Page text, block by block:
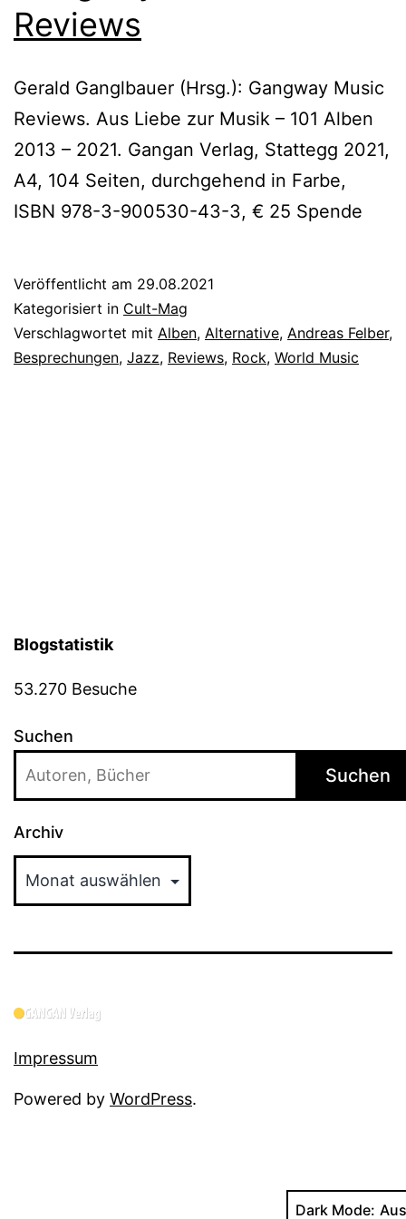
Reviews
Gerald Ganglbauer (Hrsg.): Gangway Music
Reviews. Aus Liebe zur Musik – 101 Alben
2013 – 2021. Gangan Verlag, Stattegg 2021,
A4, 104 Seiten, durchgehend in Farbe,
ISBN 978-3-900530-43-3, € 25 Spende
Veröffentlicht am 29.08.2021
Kategorisiert in Cult-Mag
Verschlagwortet mit Alben, Alternative, Andreas Felber,
Besprechungen, Jazz, Reviews, Rock, World Music
Blogstatistik
53.270 Besuche
Suchen
Suchen
Archiv
Impressum
Powered by WordPress.
Dark Mode: